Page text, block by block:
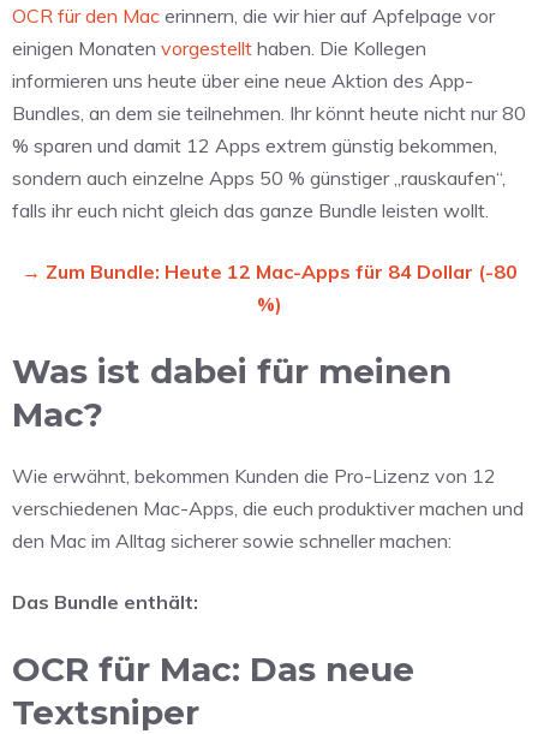
OCR für den Mac erinnern, die wir hier auf Apfelpage vor
einigen Monaten vorgestellt haben. Die Kollegen
informieren uns heute über eine neue Aktion des App-
Bundles, an dem sie teilnehmen. Ihr könnt heute nicht nur 80
% sparen und damit 12 Apps extrem günstig bekommen,
sondern auch einzelne Apps 50 % günstiger „rauskaufen“,
falls ihr euch nicht gleich das ganze Bundle leisten wollt.
→ Zum Bundle: Heute 12 Mac-Apps für 84 Dollar (-80
%)
Was ist dabei für meinen
Mac?
Wie erwähnt, bekommen Kunden die Pro-Lizenz von 12
verschiedenen Mac-Apps, die euch produktiver machen und
den Mac im Alltag sicherer sowie schneller machen:
Das Bundle enthält:
OCR für Mac: Das neue
Textsniper